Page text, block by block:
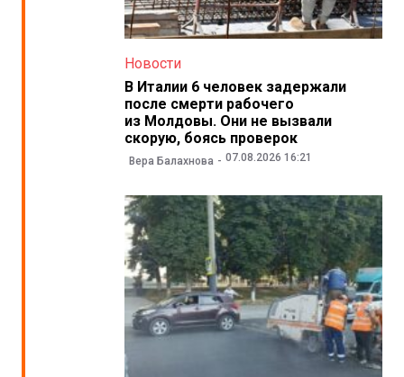
Новости
В Италии 6 человек задержали
после смерти рабочего
из Молдовы. Они не вызвали
скорую, боясь проверок
Вера Балахнова 07.08.2026 16:21